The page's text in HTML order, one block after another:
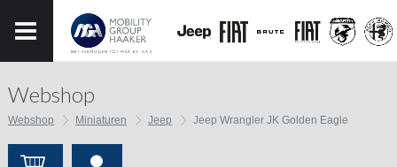
Webshop
Webshop Miniaturen Jeep Jeep Wrangler JK Golden Eagle